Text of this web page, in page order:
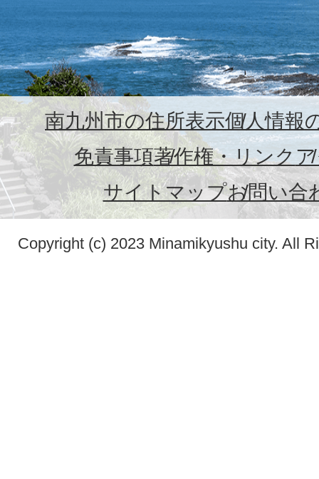
南九州市の住所表示個人情報
免責事項著作権・リンク
サイトマップお問い合
Copyright (c) 2023 Minamikyushu city. All